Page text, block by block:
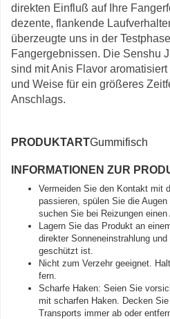
direkten Einfluß auf Ihre
dezente, flankende
überzeugte uns in der
Fangergebnissen. Die Senshu
sind mit Anis Flavor
und Weise für ein größeres
Anschlags.
PRODUKTARTGummifisch
INFORMATIONEN ZUR
Vermeiden Sie den Kontakt mit
passieren, spülen Sie die
suchen Sie bei Reizungen einen
Lagern Sie das Produkt an
direkter Sonneneinstrahlung und
geschützt ist.
Nicht zum Verzehr geeignet.
fern.
Scharfe Haken: Seien Sie
mit scharfen Haken. Decken
Transports immer ab oder